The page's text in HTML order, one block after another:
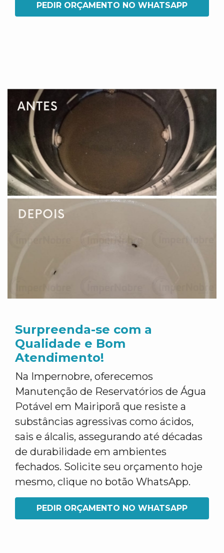
PEDIR ORÇAMENTO NO WHATSAPP
Surpreenda-se com a
Qualidade e Bom
Atendimento!
Na Impernobre, oferecemos
Manutenção de Reservatórios de Água
Potável em Mairiporã que resiste a
substâncias agressivas como ácidos,
sais e álcalis, assegurando até décadas
de durabilidade em ambientes
fechados. Solicite seu orçamento hoje
mesmo, clique no botão WhatsApp.
PEDIR ORÇAMENTO NO WHATSAPP